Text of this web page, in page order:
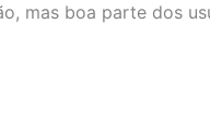
mas boa parte dos